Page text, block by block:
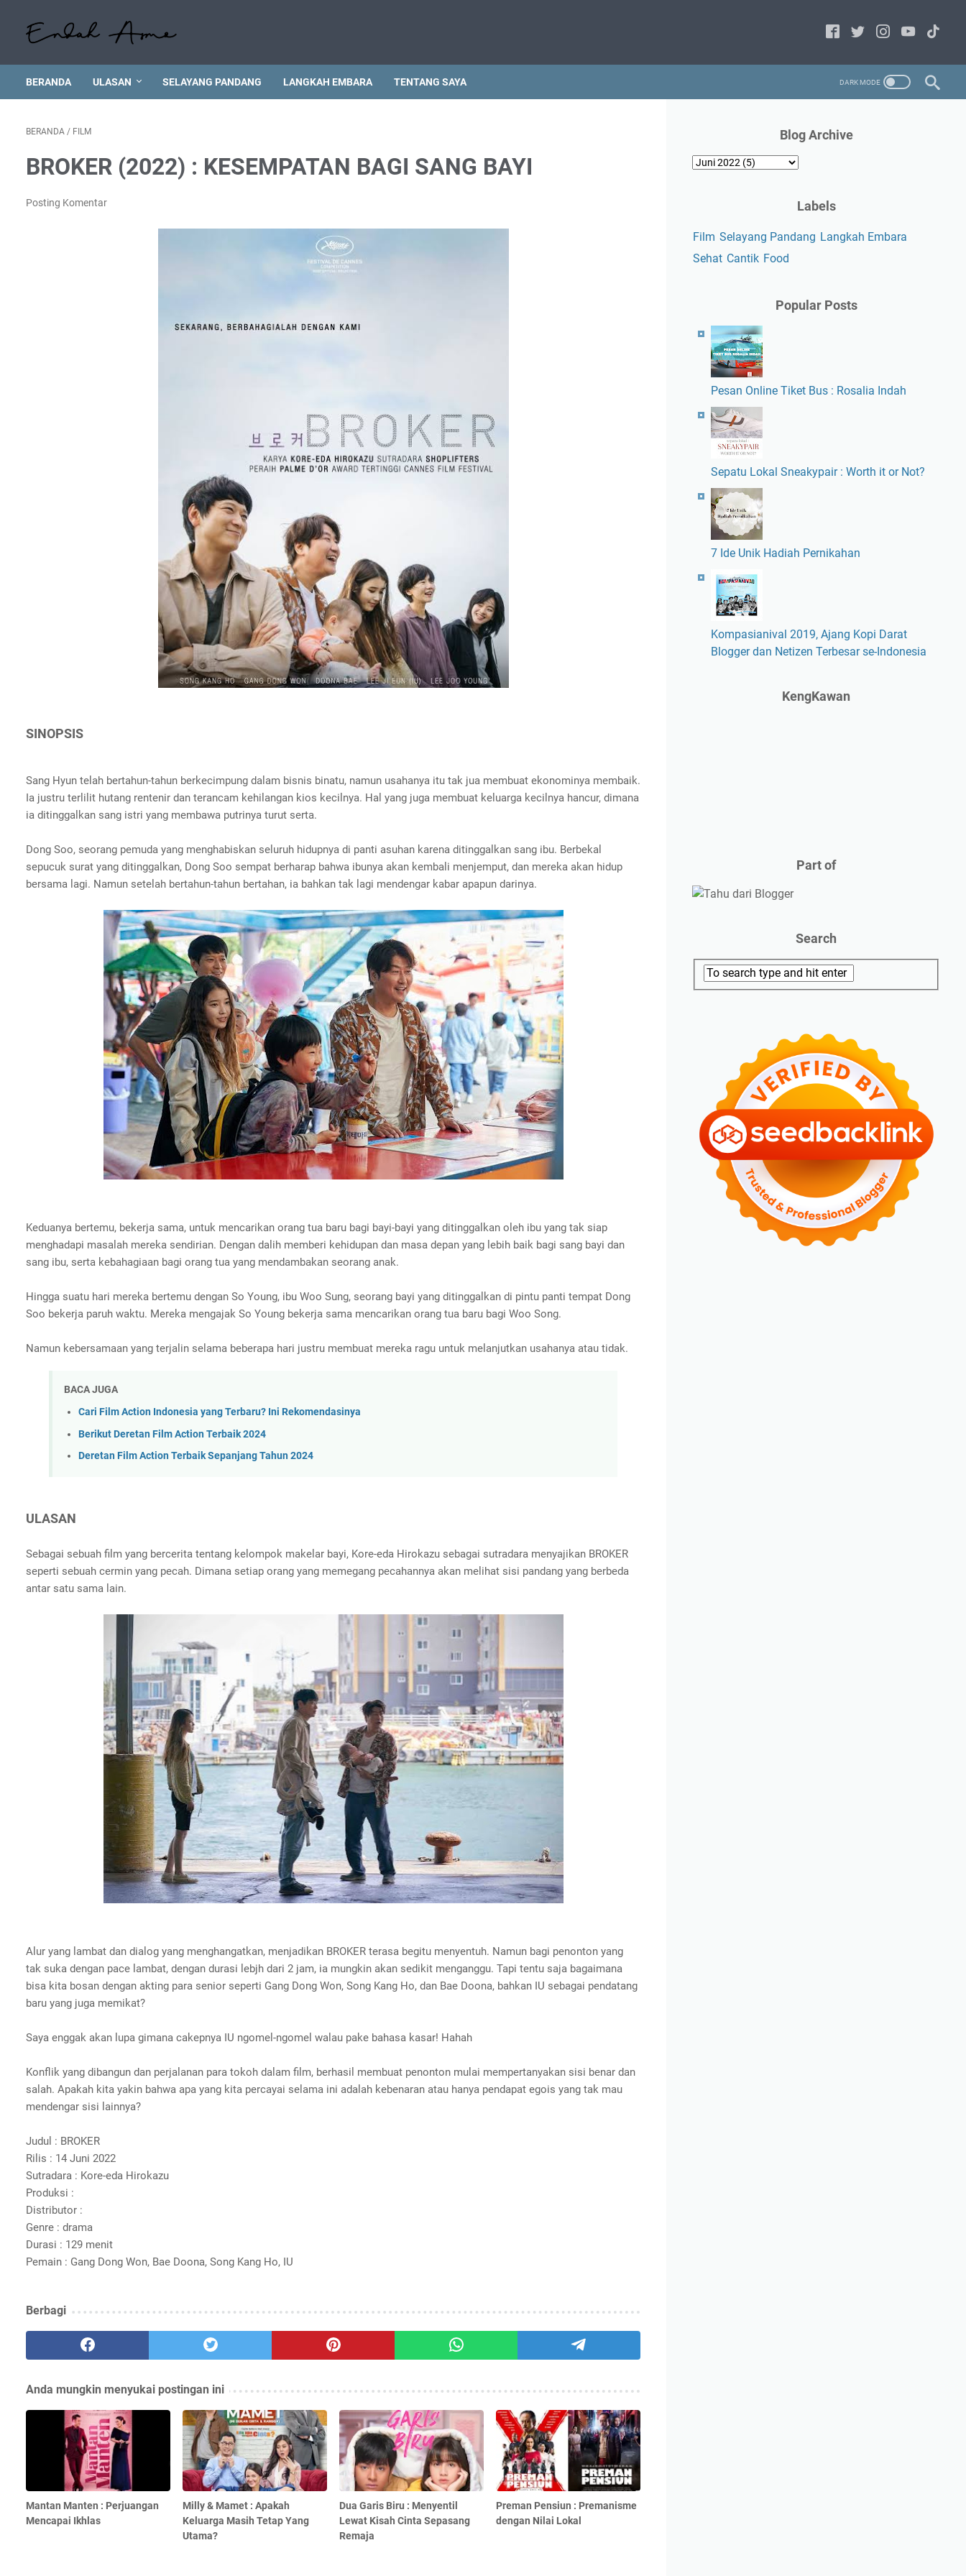
BERANDA ULASAN SELAYANG PANDANG LANGKAH EMBARA TENTANG SAYA
BERANDA / FILM
BROKER (2022) : KESEMPATAN BAGI SANG BAYI
Posting Komentar
SINOPSIS
Sang Hyun telah bertahun-tahun berkecimpung dalam bisnis binatu, namun usahanya itu tak jua membuat ekonominya membaik.
Ia justru terlilit hutang rentenir dan terancam kehilangan kios kecilnya. Hal yang juga membuat keluarga kecilnya hancur, dimana
ia ditinggalkan sang istri yang membawa putrinya turut serta.
Dong Soo, seorang pemuda yang menghabiskan seluruh hidupnya di panti asuhan karena ditinggalkan sang ibu. Berbekal
sepucuk surat yang ditinggalkan, Dong Soo sempat berharap bahwa ibunya akan kembali menjemput, dan mereka akan hidup
bersama lagi. Namun setelah bertahun-tahun bertahan, ia bahkan tak lagi mendengar kabar apapun darinya.
Keduanya bertemu, bekerja sama, untuk mencarikan orang tua baru bagi bayi-bayi yang ditinggalkan oleh ibu yang tak siap
menghadapi masalah mereka sendirian. Dengan dalih memberi kehidupan dan masa depan yang lebih baik bagi sang bayi dan
sang ibu, serta kebahagiaan bagi orang tua yang mendambakan seorang anak.
Hingga suatu hari mereka bertemu dengan So Young, ibu Woo Sung, seorang bayi yang ditinggalkan di pintu panti tempat Dong
Soo bekerja paruh waktu. Mereka mengajak So Young bekerja sama mencarikan orang tua baru bagi Woo Song.
Namun kebersamaan yang terjalin selama beberapa hari justru membuat mereka ragu untuk melanjutkan usahanya atau tidak.
BACA JUGA
Cari Film Action Indonesia yang Terbaru? Ini Rekomendasinya
Berikut Deretan Film Action Terbaik 2024
Deretan Film Action Terbaik Sepanjang Tahun 2024
ULASAN
Sebagai sebuah film yang bercerita tentang kelompok makelar bayi, Kore-eda Hirokazu sebagai sutradara menyajikan BROKER
seperti sebuah cermin yang pecah. Dimana setiap orang yang memegang pecahannya akan melihat sisi pandang yang berbeda
antar satu sama lain.
Alur yang lambat dan dialog yang menghangatkan, menjadikan BROKER terasa begitu menyentuh. Namun bagi penonton yang
tak suka dengan pace lambat, dengan durasi lebjh dari 2 jam, ia mungkin akan sedikit menganggu. Tapi tentu saja bagaimana
bisa kita bosan dengan akting para senior seperti Gang Dong Won, Song Kang Ho, dan Bae Doona, bahkan IU sebagai pendatang
baru yang juga memikat?
Saya enggak akan lupa gimana cakepnya IU ngomel-ngomel walau pake bahasa kasar! Hahah
Konflik yang dibangun dan perjalanan para tokoh dalam film, berhasil membuat penonton mulai mempertanyakan sisi benar dan
salah. Apakah kita yakin bahwa apa yang kita percayai selama ini adalah kebenaran atau hanya pendapat egois yang tak mau
mendengar sisi lainnya?
Judul : BROKER
Rilis : 14 Juni 2022
Sutradara : Kore-eda Hirokazu
Produksi :
Distributor :
Genre : drama
Durasi : 129 menit
Pemain : Gang Dong Won, Bae Doona, Song Kang Ho, IU
Berbagi
Anda mungkin menyukai postingan ini
Mantan Manten : Perjuangan
Mencapai Ikhlas
Milly & Mamet : Apakah
Keluarga Masih Tetap Yang
Utama?
Dua Garis Biru : Menyentil
Lewat Kisah Cinta Sepasang
Remaja
Preman Pensiun : Premanisme
dengan Nilai Lokal
Blog Archive
Labels
Film Selayang Pandang Langkah Embara
Sehat Cantik Food
Popular Posts
Pesan Online Tiket Bus : Rosalia Indah
Sepatu Lokal Sneakypair : Worth it or Not?
7 Ide Unik Hadiah Pernikahan
Kompasianival 2019, Ajang Kopi Darat
Blogger dan Netizen Terbesar se-Indonesia
KengKawan
Part of
Search